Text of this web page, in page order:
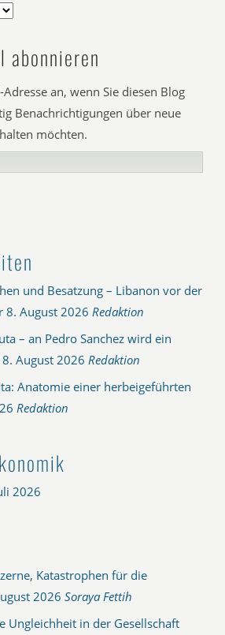
abonnieren
an, wenn Sie diesen Blog
Benachrichtigungen über neue
möchten.
und Besatzung – Libanon vor der
8. August 2026 Redaktion
– an Pedro Sanchez wird ein
8. August 2026 Redaktion
Anatomie einer herbeigeführten
Redaktion
2026
Katastrophen für die
2026 Soraya Fettih
Ungleichheit in der Gesellschaft